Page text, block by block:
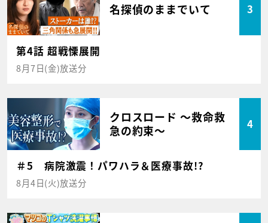
名探偵のままでいて 3
第4話 超戦慄展開
8月7日(金)放送分
クロスロード ～救命救
急の約束～
4
＃5 病院激震！パワハラ＆医療事故!?
8月4日(火)放送分